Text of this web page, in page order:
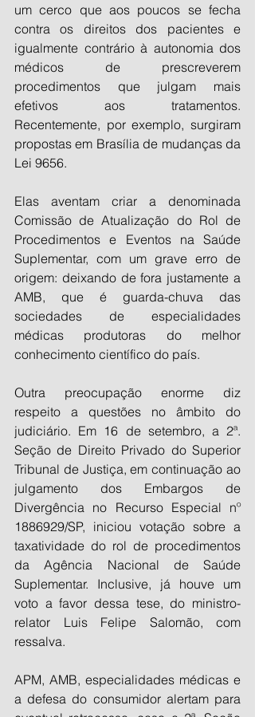
um cerco que aos poucos se fecha
contra os direitos dos pacientes e
igualmente contrário à autonomia dos
médicos de prescreverem
procedimentos que julgam mais
efetivos aos tratamentos.
Recentemente, por exemplo, surgiram
propostas em Brasília de mudanças da
Lei 9656.
Elas aventam criar a denominada
Comissão de Atualização do Rol de
Procedimentos e Eventos na Saúde
Suplementar, com um grave erro de
origem: deixando de fora justamente a
AMB, que é guarda-chuva das
sociedades de especialidades
médicas produtoras do melhor
conhecimento científico do país.
Outra preocupação enorme diz
respeito a questões no âmbito do
judiciário. Em 16 de setembro, a 2ª.
Seção de Direito Privado do Superior
Tribunal de Justiça, em continuação ao
julgamento dos Embargos de
Divergência no Recurso Especial nº
1886929/SP, iniciou votação sobre a
taxatividade do rol de procedimentos
da Agência Nacional de Saúde
Suplementar. Inclusive, já houve um
voto a favor dessa tese, do ministro-
relator Luis Felipe Salomão, com
ressalva.
APM, AMB, especialidades médicas e
a defesa do consumidor alertam para